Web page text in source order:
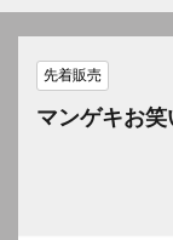
先着販売
マンゲキお